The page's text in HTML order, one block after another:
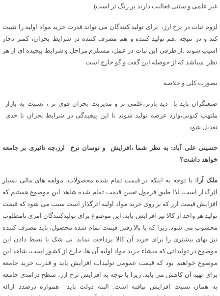
غیر علمی و سنتی فعالیت دارند پر رنگ تر است)
لزوم ثبات در نرخ ارز، برای تولید کنندگان می تواند قدرت خرید مواد اولیه را تثبیت
کند و در نتیجه ،هم تولید کننده و هم مصرف کننده در شرایط بحران، کمتر دچار
اسیب شوند .از طرفی این ثبات در عمل، مستلزم مراحل و شرایط پیچیده ای از هر
نظر میباشد که از حوصله این گفت و گو خارج است
بصورت کلی و خلاصه
صنعتگران باید با دید بازتر،علمی تر و مدیریت بحران قوی تر ، نسبت به بازار
ملتهب کنونی،وارد عرصه تولید شوند تا این پیچیدگی در شرایط بحران تا حدی
تعدیل شود.
حسینی علی آباد: به نظر شما ،افزایش و نوسان نرخ ارز،چه تاثیری بر جامعه
خواهد داشت؟
ملک آرا: با توجه به اینکه در قیمت تمام شده محصولات، مولفه های مالی بسیار
اثرگذار است، لذا طبق فرمول تعیین قیمت تمام شده شاهد این موضوع هستیم که
افزایش قیمت ارز که بر روی خرید مواد اولیه اثرگذار است سبب می شود که قیمت
تولید هر واحد از کالا نیز افزایش یابد. این موضوع برای تولیدکنندگان امری نامطلوب
محسوب می شود. زیرا که با بالا رفتن قیمت تمام شده محصول، باید مصرف کننده
نیز بهای بیشتری را برای خرید آن کالا پرداخت نماید. بی شک با بسط دادن این
موضوع در تولیداتی که منشاء خرید مواد اولیه آن ها، خارج از کشور است، شاهد این
موضوع خواهیم بود که قیمت عمومی تولیدات افزایش یابد و قدرت خرید جامعه
برای تهیه آن کاهش می باید. زیرا با توجه به افزایش نرخ ارز، سطح درامدی جامعه
به همان نسبت افزایش نیافته است. البته دولت باید همواره درصدد ارائه